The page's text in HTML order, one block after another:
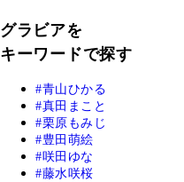
グラビアを
キーワードで探す
青山ひかる
真田まこと
栗原もみじ
豊田萌絵
咲田ゆな
藤水咲桜